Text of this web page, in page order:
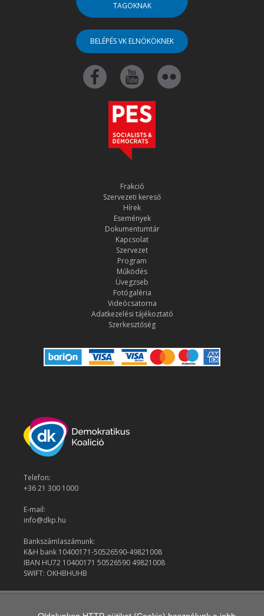
TAGOKNAK
BELÉPÉS VK ELNÖKÖKNEK
Frakció
Szervezeti kereső
Hírek
Események
Dokumentumtár
Kapcsolat
Szervezet
Program
Működés
Üvegzseb
Fotógaléria
Videócsatorna
Adatkezelési tájékoztató
Szerkesztőség
Telefon:
+36 21 300 1000
E-mail:
info@dkp.hu
Bankszámlaszámunk:
K&H bank 10400171-50526590-49821008
IBAN HU72 10400171 50526590 49821008
SWIFT: OKHBHUHB